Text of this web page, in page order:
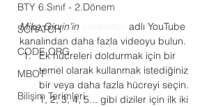
BTY 6.Sınıf - 2.Dönem
SCRATCH
CODE.ORG
MBOT
Bilişim Terimleri
Mike Girvin’in
adlı YouTube
kanalından daha fazla videoyu bulun.
Ek hücreleri doldurmak için bir
temel olarak kullanmak istediğiniz
bir veya daha fazla hücreyi seçin.
1, 2, 3, 4, 5... gibi diziler için ilk iki